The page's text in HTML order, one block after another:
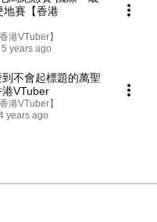
地賽【香港
港VTuber】
5 years ago
到不會起標題的萬聖
VTuber
港VTuber】
years ago